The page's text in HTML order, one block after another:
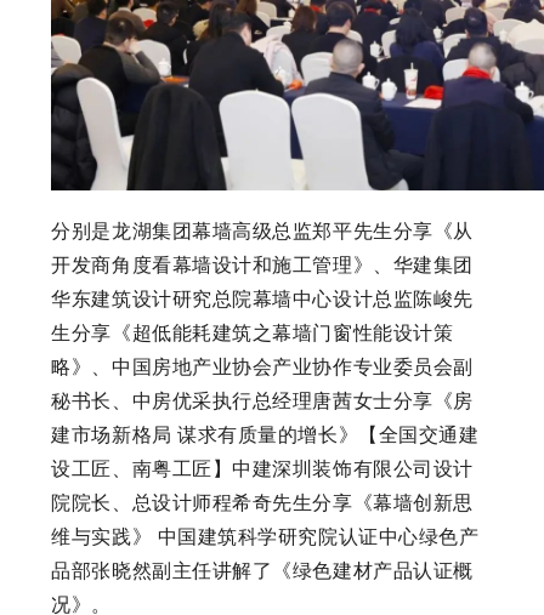
分别是龙湖集团幕墙高级总监郑平先生分享《从
开发商角度看幕墙设计和施工管理》、华建集团
华东建筑设计研究总院幕墙中心设计总监陈峻先
生分享《超低能耗建筑之幕墙门窗性能设计策
略》、中国房地产业协会产业协作专业委员会副
秘书长、中房优采执行总经理唐茜女士分享《房
建市场新格局 谋求有质量的增长》【全国交通建
设工匠、南粤工匠】中建深圳装饰有限公司设计
院院长、总设计师程希奇先生分享《幕墙创新思
维与实践》 中国建筑科学研究院认证中心绿色产
品部张晓然副主任讲解了《绿色建材产品认证概
况》。